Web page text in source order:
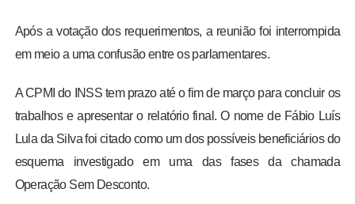
Após a votação dos requerimentos, a reunião foi interrompida
em meio a uma confusão entre os parlamentares.
A CPMI do INSS tem prazo até o fim de março para concluir os
trabalhos e apresentar o relatório final. O nome de Fábio Luís
Lula da Silva foi citado como um dos possíveis beneficiários do
esquema investigado em uma das fases da chamada
Operação Sem Desconto.